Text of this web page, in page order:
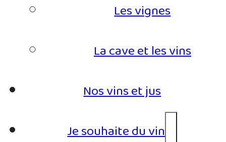
Les vignes
La cave et les vins
Nos vins et jus
Je souhaite du vin